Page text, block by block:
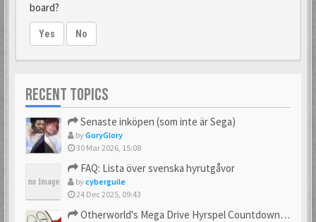
board?
Yes No
RECENT TOPICS
Senaste inköpen (som inte är Sega)
byGoryGlory
30 Mar 2026, 15:08
FAQ: Lista över svenska hyrutgåvor
bycyberguile
24 Dec 2025, 09:43
Otherworld's Mega Drive Hyrspel Countdown Tråd!